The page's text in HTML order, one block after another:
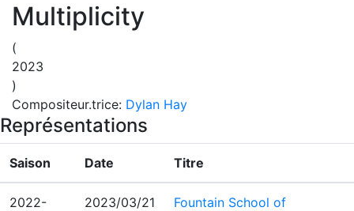
Multiplicity
(
2023
)
Compositeur.trice: Dylan Hay
Représentations
Saison Date Titre
2022-
2023/03/21
Fountain School of